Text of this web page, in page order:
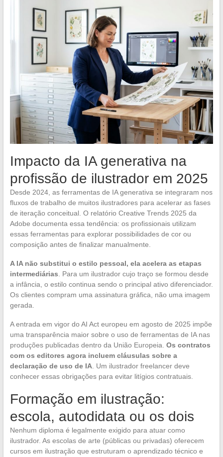
Impacto da IA generativa na
profissão de ilustrador em 2025
Desde 2024, as ferramentas de IA generativa se integraram nos
fluxos de trabalho de muitos ilustradores para acelerar as fases
de iteração conceitual. O relatório Creative Trends 2025 da
Adobe documenta essa tendência: os profissionais utilizam
essas ferramentas para explorar possibilidades de cor ou
composição antes de finalizar manualmente.
A IA não substitui o estilo pessoal, ela acelera as etapas
intermediárias. Para um ilustrador cujo traço se formou desde
a infância, o estilo continua sendo o principal ativo diferenciador.
Os clientes compram uma assinatura gráfica, não uma imagem
gerada.
A entrada em vigor do AI Act europeu em agosto de 2025 impõe
uma transparência maior sobre o uso de ferramentas de IA nas
produções publicadas dentro da União Europeia. Os contratos
com os editores agora incluem cláusulas sobre a
declaração de uso de IA. Um ilustrador freelancer deve
conhecer essas obrigações para evitar litígios contratuais.
Formação em ilustração:
escola, autodidata ou os dois
Nenhum diploma é legalmente exigido para atuar como
ilustrador. As escolas de arte (públicas ou privadas) oferecem
cursos em ilustração que estruturam o aprendizado técnico e